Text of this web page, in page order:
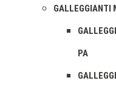
GALLEGGIANTI
PA